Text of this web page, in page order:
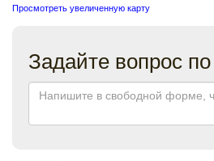
Просмотреть увеличенную карту
Задайте вопрос